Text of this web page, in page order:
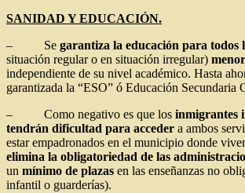
SANIDAD Y EDUCACIÓN.
– Se garantiza la educación para todos
situación regular o en situación irregular)
independiente de su nivel académico. Hasta
garantizada la “ESO” ó Educación Secundaria
– Como negativo es que los inmigrantes
tendrán dificultad para acceder a ambos
estar empadronados en el municipio donde
elimina la obligatoriedad de las
un mínimo de plazas en las enseñanzas no
infantil o guarderías).